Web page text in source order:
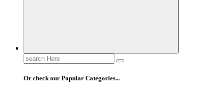
Search
for:
Or check our Popular Categories...